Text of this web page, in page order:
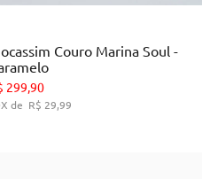
ADICIONAR AO CARRINHO
Couro Marina Soul -
299,90
R$ 29,99